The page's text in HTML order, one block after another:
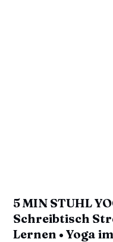
5 MIN STUHL
Schreibtisch
Lernen • Yoga